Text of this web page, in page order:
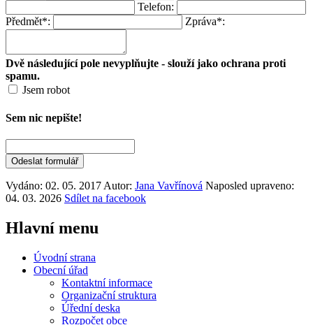
Telefon:
Předmět*:
Zpráva*:
Dvě následující pole nevyplňujte - slouží jako ochrana proti
spamu.
Jsem robot
Sem nic nepište!
Odeslat formulář
Vydáno: 02. 05. 2017 Autor: Jana Vavřínová Naposled upraveno:
04. 03. 2026 Sdílet na facebook
Hlavní menu
Úvodní strana
Obecní úřad
Kontaktní informace
Organizační struktura
Úřední deska
Rozpočet obce